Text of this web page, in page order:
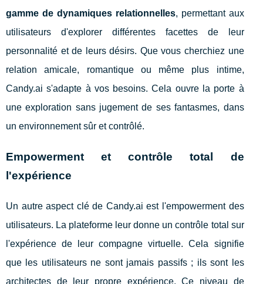
gamme de dynamiques relationnelles, permettant aux
utilisateurs d'explorer différentes facettes de leur
personnalité et de leurs désirs. Que vous cherchiez une
relation amicale, romantique ou même plus intime,
Candy.ai s'adapte à vos besoins. Cela ouvre la porte à
une exploration sans jugement de ses fantasmes, dans
un environnement sûr et contrôlé.
Empowerment et contrôle total de
l'expérience
Un autre aspect clé de Candy.ai est l'empowerment des
utilisateurs. La plateforme leur donne un contrôle total sur
l'expérience de leur compagne virtuelle. Cela signifie
que les utilisateurs ne sont jamais passifs ; ils sont les
architectes de leur propre expérience. Ce niveau de